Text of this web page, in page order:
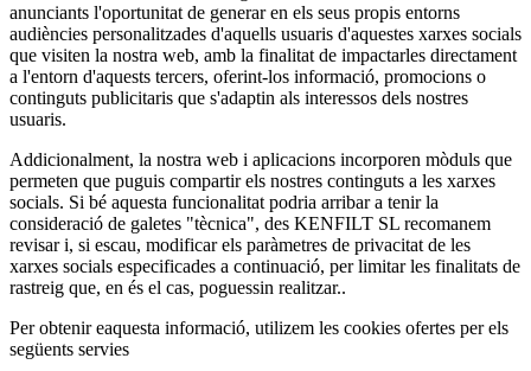
anunciants l'oportunitat de generar en els seus propis entorns
audiències personalitzades d'aquells usuaris d'aquestes xarxes socials
que visiten la nostra web, amb la finalitat de impactarles directament
a l'entorn d'aquests tercers, oferint-los informació, promocions o
continguts publicitaris que s'adaptin als interessos dels nostres
usuaris.
Addicionalment, la nostra web i aplicacions incorporen mòduls que
permeten que puguis compartir els nostres continguts a les xarxes
socials. Si bé aquesta funcionalitat podria arribar a tenir la
consideració de galetes "tècnica", des KENFILT SL recomanem
revisar i, si escau, modificar els paràmetres de privacitat de les
xarxes socials especificades a continuació, per limitar les finalitats de
rastreig que, en és el cas, poguessin realitzar..
Per obtenir eaquesta informació, utilizem les cookies ofertes per els
següents servies